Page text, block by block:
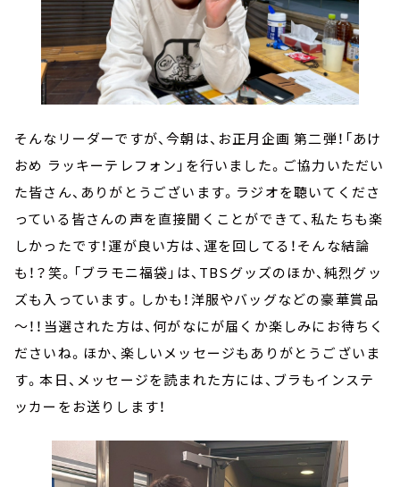
そんなリーダーですが、今朝は、お正月企画 第二弾！「あけ
おめ ラッキーテレフォン」を行いました。ご協力いただい
た皆さん、ありがとうございます。ラジオを聴いてくださ
っている皆さんの声を直接聞くことができて、私たちも楽
しかったです！運が良い方は、運を回してる！そんな結論
も！？笑。「ブラモニ福袋」は、TBSグッズのほか、純烈グッ
ズも入っています。しかも！洋服やバッグなどの豪華賞品
～！！当選された方は、何がなにが届くか楽しみにお待ちく
ださいね。ほか、楽しいメッセージもありがとうございま
す。本日、メッセージを読まれた方には、ブラもインステ
ッカーをお送りします！